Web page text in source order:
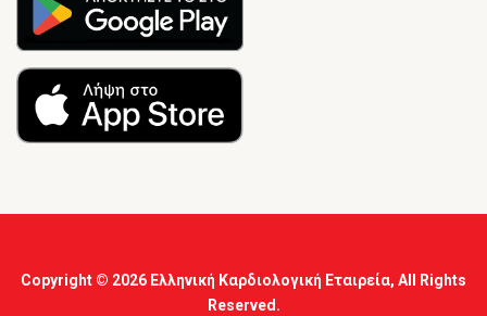
Copyright © 2026 Ελληνική Καρδιολογική Εταιρεία, All Rights
Reserved.